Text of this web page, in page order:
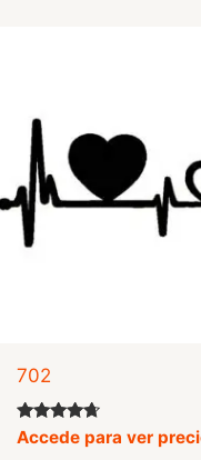
702
Valorado
con
Accede para ver